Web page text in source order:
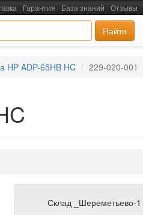
Гарантия База знаний Отзывы
Найти
HP ADP-65HB HC 229-020-001
Склад _Шереметьево-1